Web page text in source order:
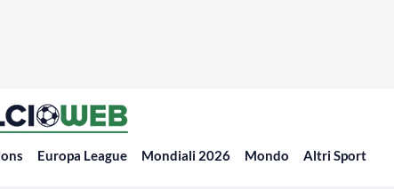
Europa League Mondiali 2026 Mondo Altri Sport